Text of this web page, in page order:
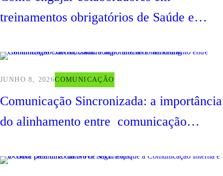
treinamentos obrigatórios de Saúde e
JUNHO 8, 2026COMUNICAÇÃO
Comunicação Sincronizada: a importância
do alinhamento entre comunicação